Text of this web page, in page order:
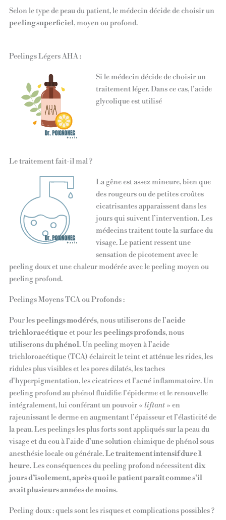
Selon le type de peau du patient, le médecin décide de choisir un
peeling superficiel, moyen ou profond.
Peelings Légers AHA :
Si le médecin décide de choisir un
traitement léger. Dans ce cas, l’acide
glycolique est utilisé
Le traitement fait-il mal ?
La gêne est assez mineure, bien que
des rougeurs ou de petites croûtes
cicatrisantes apparaissent dans les
jours qui suivent l’intervention. Les
médecins traitent toute la surface du
visage. Le patient ressent une
sensation de picotement avec le
peeling doux et une chaleur modérée avec le peeling moyen ou
peeling profond.
Peelings Moyens TCA ou Profonds :
Pour lespeelings modérés, nous utiliserons de l’acide
trichloracétique et pour lespeelings profonds, nous
utiliserons duphénol. Un peeling moyen à l’acide
trichloroacétique (TCA) éclaircit le teint et atténue les rides, les
ridules plus visibles et les pores dilatés, les taches
d’hyperpigmentation, les cicatrices et l’acné inflammatoire. Un
peeling profond au phénol fluidifie l’épiderme et le renouvelle
intégralement, lui conférant un pouvoir « liftant» en
rajeunissant le derme en augmentant l’épaisseur et l’élasticité de
la peau. Les peelings les plus forts sont appliqués sur la peau du
visage et du cou à l’aide d’une solution chimique de phénol sous
anesthésie locale ou générale.Le traitement intensif dure 1
heure. Les conséquences du peeling profond nécessitentdix
jours d’isolement, après quoi le patient paraît comme s’il
avait plusieurs années de moins.
Peeling doux : quels sont les risques et complications possibles ?